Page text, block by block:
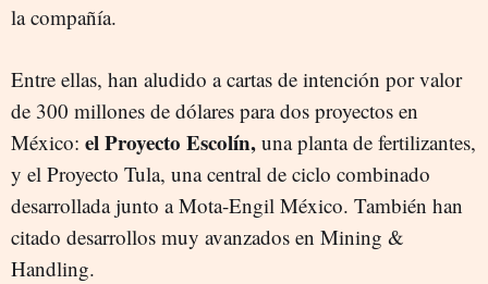
la compañía.
Entre ellas, han aludido a cartas de intención por valor
de 300 millones de dólares para dos proyectos en
México: el Proyecto Escolín, una planta de fertilizantes,
y el Proyecto Tula, una central de ciclo combinado
desarrollada junto a Mota-Engil México. También han
citado desarrollos muy avanzados en Mining &
Handling.